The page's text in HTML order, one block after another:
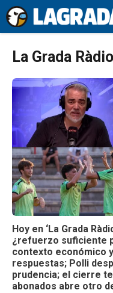
Saltar
al
contenido
La Grada Ràdio
Hoy en ‘La Grada
¿refuerzo suficiente
contexto económico
respuestas; Polli
prudencia; el cierre
abonados abre otro